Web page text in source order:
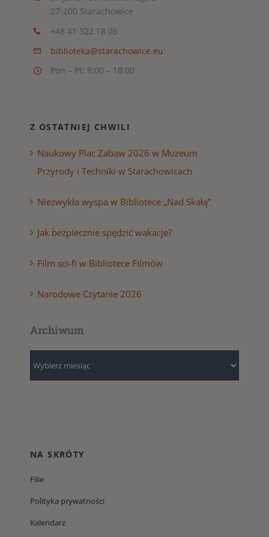
27-200 Starachowice
+48 41 322 18 05
biblioteka@starachowice.eu
Pon – Pt: 9:00 – 18:00
Z OSTATNIEJ CHWILI
Naukowy Plac Zabaw 2026 w Muzeum
Przyrody i Techniki w Starachowicach
Niezwykła wyspa w Bibliotece „Nad Skałą”
Jak bezpiecznie spędzić wakacje?
Film sci-fi w Bibliotece Filmów
Narodowe Czytanie 2026
Archiwum
NA SKRÓTY
Filie
Polityka prywatności
Kalendarz